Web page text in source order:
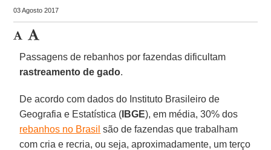
03 Agosto 2017
Passagens de rebanhos por fazendas dificultam
rastreamento de gado.
De acordo com dados do Instituto Brasileiro de
Geografia e Estatística ( IBGE), em média, 30% dos
rebanhos no Brasil são de fazendas que trabalham
com cria e recria, ou seja, aproximadamente, um terço